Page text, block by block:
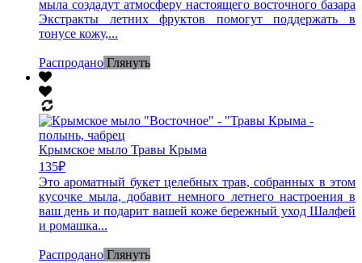
мыла создадут атмосферу настоящего восточного базара
Экстракты летних фруктов помогут поддержать в
тонусе кожу,...
Распродано Глянуть
Крымское мыло Травы Крыма
135₽
Это ароматный букет целебных трав, собранных в этом
кусочке мыла, добавит немного летнего настроения в
ваш день и подарит вашей коже бережный уход Шалфей
и ромашка...
Распродано Глянуть